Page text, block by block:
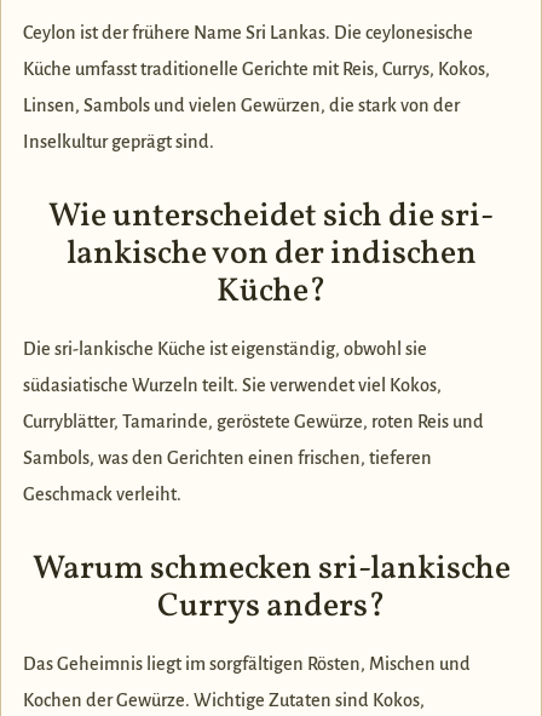
Ceylon ist der frühere Name Sri Lankas. Die ceylonesische
Küche umfasst traditionelle Gerichte mit Reis, Currys, Kokos,
Linsen, Sambols und vielen Gewürzen, die stark von der
Inselkultur geprägt sind.
Wie unterscheidet sich die sri-
lankische von der indischen
Küche?
Die sri-lankische Küche ist eigenständig, obwohl sie
südasiatische Wurzeln teilt. Sie verwendet viel Kokos,
Curryblätter, Tamarinde, geröstete Gewürze, roten Reis und
Sambols, was den Gerichten einen frischen, tieferen
Geschmack verleiht.
Warum schmecken sri-lankische
Currys anders?
Das Geheimnis liegt im sorgfältigen Rösten, Mischen und
Kochen der Gewürze. Wichtige Zutaten sind Kokos,